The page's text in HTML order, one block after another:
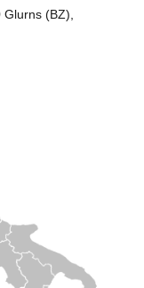
Glurns (BZ),